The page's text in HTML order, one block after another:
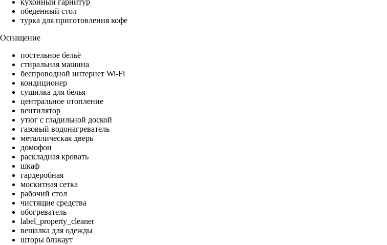
кухонный гарнитур
обеденный стол
турка для приготовления кофе
Оснащение
постельное бельё
стиральная машина
беспроводной интернет Wi-Fi
кондиционер
сушилка для белья
центральное отопление
вентилятор
утюг с гладильной доской
газовый водонагреватель
металлическая дверь
домофон
раскладная кровать
шкаф
гардеробная
москитная сетка
рабочий стол
чистящие средства
обогреватель
label_property_cleaner
вешалка для одежды
шторы блэкаут